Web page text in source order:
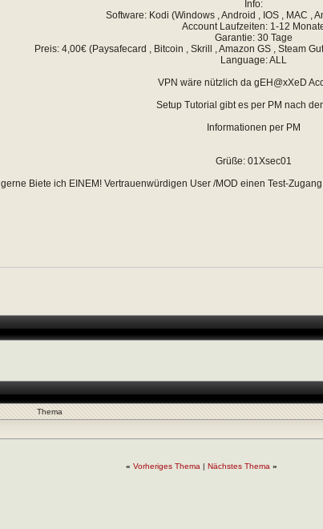
Info:
Software: Kodi (Windows , Android , IOS , MAC ,
Account Laufzeiten: 1-12
Garantie: 30 Tage
Preis: 4,00€ (Paysafecard , Bitcoin , Skrill , Amazon GS , Steam
Language: ALL
VPN wäre nützlich da gEH@xXeD
Setup Tutorial gibt es per PM nach
Informationen per PM
Grüße: 01Xsec01
gerne Biete ich EINEM! Vertrauenwürdigen User /MOD einen Test-
Thema
« Vorheriges Thema| Nächstes Thema »